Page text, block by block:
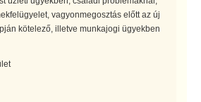
vagyonmegosztás előtt az új
kötelező, illetve munkajogi ügyekben